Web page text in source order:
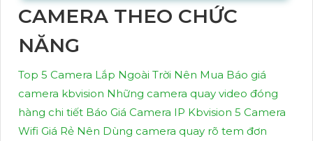
phần mềm quản lý đơn hàng giúp tra cứu nhanh
video theo mã vận đơn, tiết kiệm thời gian và chi phí
xử lý đơn hoàn
CAMERA THEO CHỨC
NĂNG
Top 5 Camera Lắp Ngoài Trời Nên Mua Báo giá
camera kbvision Những camera quay video đóng
hàng chi tiết Báo Giá Camera IP Kbvision 5 Camera
Wifi Giá Rẻ Nên Dùng camera quay rõ tem đơn